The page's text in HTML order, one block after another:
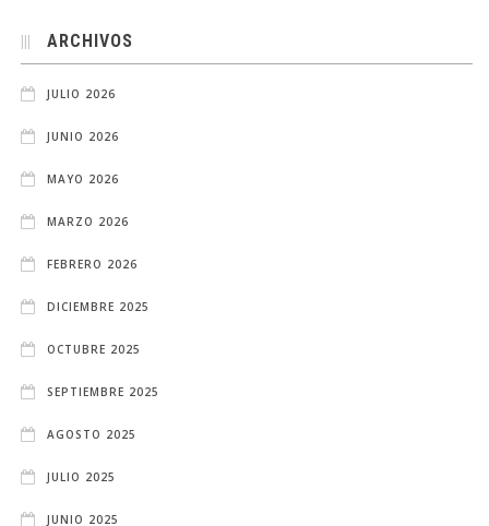
ARCHIVOS
JULIO 2026
JUNIO 2026
MAYO 2026
MARZO 2026
FEBRERO 2026
DICIEMBRE 2025
OCTUBRE 2025
SEPTIEMBRE 2025
AGOSTO 2025
JULIO 2025
JUNIO 2025